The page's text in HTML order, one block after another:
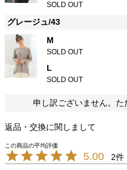
SOLD OUT
グレージュ/43
M
SOLD OUT
L
SOLD OUT
申し訳ございません。た
返品・交換に関しまして
5.00 2